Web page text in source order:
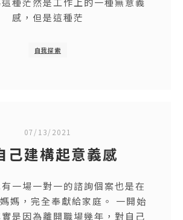
感，但是這種茫
自我探索
07/13/2021
己建構起意義感
一場一對一的諮詢個案也是在
媽，完全奉獻給家庭。 一開始
是因為離開職場幾年，對自己